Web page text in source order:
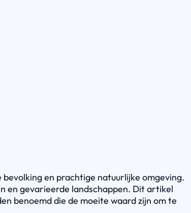
en prachtige natuurlijke omgeving.
en gevarieerde landschappen. Dit artikel
benoemd die de moeite waard zijn om te